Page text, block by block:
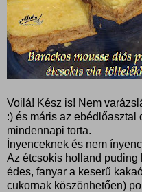
Voilá! Kész is! Nem
:) és máris az ebédlőasztal
mindennapi torta.
Ínyenceknek és nem
Az étcsokis holland puding
édes, fanyar a keserű
cukornak köszönhetően)